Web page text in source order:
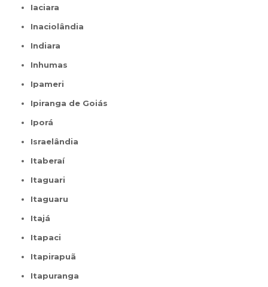
Iaciara
Inaciolândia
Indiara
Inhumas
Ipameri
Ipiranga de Goiás
Iporá
Israelândia
Itaberaí
Itaguari
Itaguaru
Itajá
Itapaci
Itapirapuã
Itapuranga